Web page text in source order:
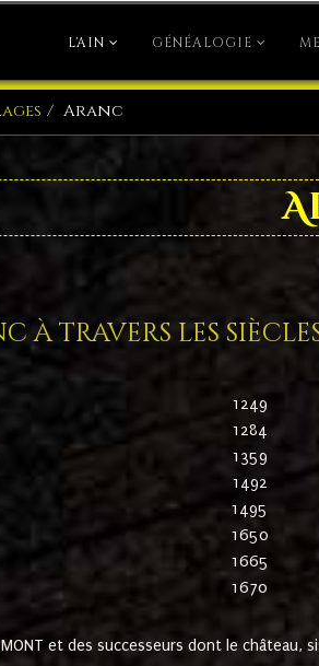
L'AIN GÉNÉALOGIE
Aranc
à travers les
1249
1284
1359
1492
1495
1650
1665
1670
et des successeurs dont le